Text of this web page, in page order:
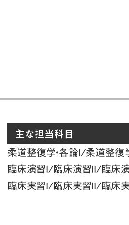
主な担当科目
柔道整復学・各論I/柔道整
臨床演習I/臨床演習II/臨床
臨床実習I/臨床実習II/臨床